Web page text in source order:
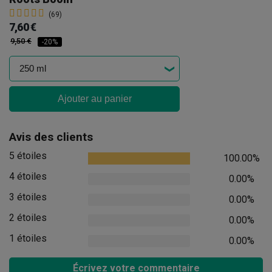
(69)
7,60 €
9,50 € -20%
Ajouter au panier
Avis des clients
5 étoiles
100.00%
4 étoiles
0.00%
3 étoiles
0.00%
2 étoiles
0.00%
1 étoiles
0.00%
Écrivez votre commentaire